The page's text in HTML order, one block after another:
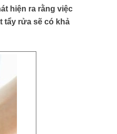
hiện ra rằng việc
tẩy rửa sẽ có khả